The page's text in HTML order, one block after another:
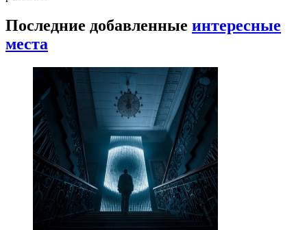
Последние добавленные интересные
места